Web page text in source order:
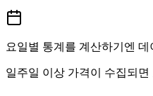
요일별 통계를 계산하기엔
일주일 이상 가격이 수집되